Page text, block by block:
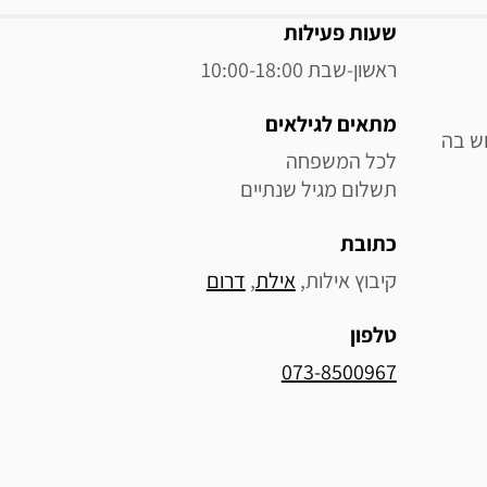
בה
מידע נוסף
שעות פעילות
ראשון-שבת 10:00-18:00
מתאים לגילאים
תשלום מגיל שנתיים
כתובת
קיבוץ אילות, אילת, דרום
טלפון
073-8500967